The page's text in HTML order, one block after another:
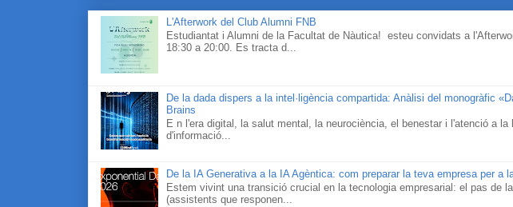
L'Afterwork del Club Alumni FNB
Estudiantat i Alumni de la Facultat de Nàutica! esteu convidats a
18:30 a 20:00. Es tracta d...
De la dada dispers a la intel·ligència compartida: Anàlisi del monogràfic
Brains
E n l'era digital, la salut mental, la neurociència, el benestar i l'atenció a
d'informació...
De la IA Generativa a la IA Agèntica: com preparar la teva empresa per a
Estem vivint una transició crucial en la tecnologia empresarial: el pas de
(assistents que responen...